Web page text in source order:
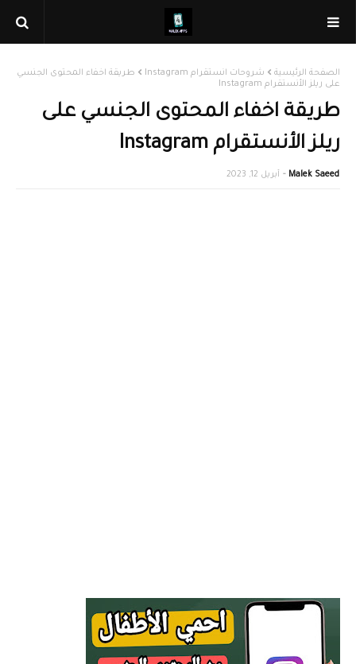
الصفحة الرئيسية شروحات انستقرام Instagram
طريقة اخفاء المحتوى الجنسي
على ريلز الأنستقرام Instagram
طريقة اخفاء المحتوى الجنسي على
ريلز الأنستقرام Instagram
Malek Saeed أبريل 12, 2023